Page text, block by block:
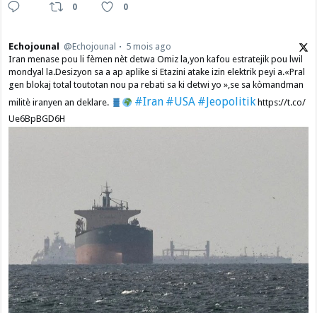
0 0
Echojounal @Echojounal
5 mois ago
Iran menase pou li fèmen nèt detwa Omiz la,yon kafou estratejik pou lwil
mondyal la.Desizyon sa a ap aplike si Etazini atake izin elektrik peyi a.​«Pral
gen blokaj total toutotan nou pa rebati sa ki detwi yo »,se sa kòmandman
militè iranyen an deklare.
#Iran #USA #Jeopolitikhttps://t.co/
Ue6BpBGD6H